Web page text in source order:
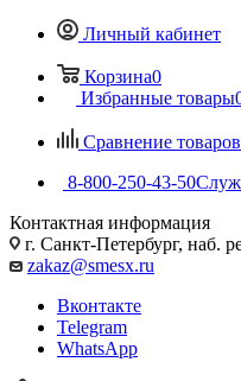
Личный кабинет
Корзина0
Избранные товары
Сравнение товаров
8-800-250-43-50
Контактная информация
г. Санкт-Петербург, наб.
zakaz@smesx.ru
Вконтакте
Telegram
WhatsApp